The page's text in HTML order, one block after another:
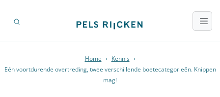
Home › Kennis ›
Eén voortdurende overtreding, twee verschillende boetecategorieën. Knippen
mag!